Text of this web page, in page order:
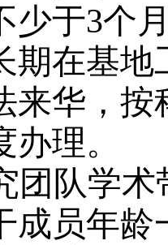
少于3个
期在基
来华，
理。
团队学
成员年龄